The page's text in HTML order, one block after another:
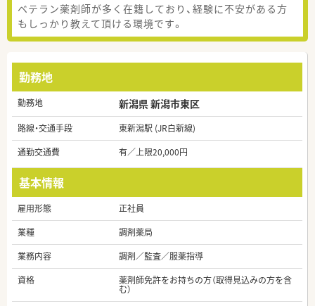
ベテラン薬剤師が多く在籍しており、経験に不安がある方
もしっかり教えて頂ける環境です。
勤務地
勤務地 新潟県 新潟市東区
路線・交通手段
東新潟駅 (JR白新線)
通勤交通費
有／上限20,000円
基本情報
雇用形態
正社員
業種
調剤薬局
業務内容
調剤／監査／服薬指導
資格
薬剤師免許をお持ちの方（取得見込みの方を含
む）